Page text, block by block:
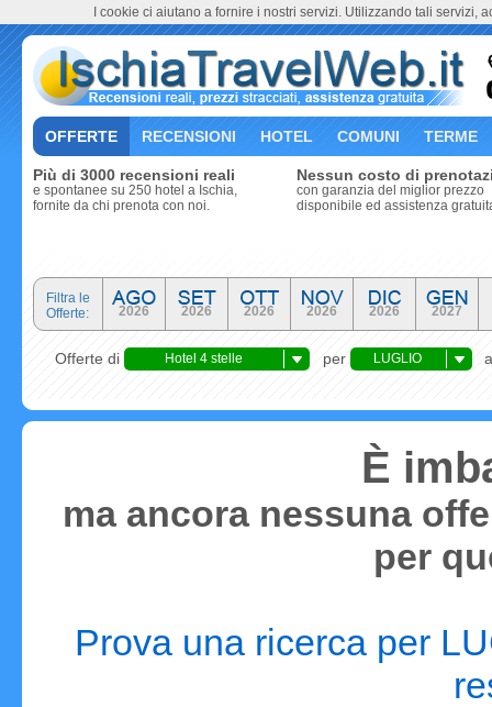
OFFERTE RECENSIONI HOTEL COMUNI TERME
Più di 3000 recensioni reali
e spontanee su 250 hotel a Ischia,
fornite da chi prenota con noi.
Nessun costo di
con garanzia del miglior prezzo
disponibile ed assistenza
Filtra le
Offerte:
2026 2026 2026 2026 2026 2027
Offerte di Hotel 4 stelle per LUGLIO
È
ma ancora nessuna
per
Prova una ricerca per
I cookie ci aiutano a fornire i nostri servizi. Utilizzando tali servizi,